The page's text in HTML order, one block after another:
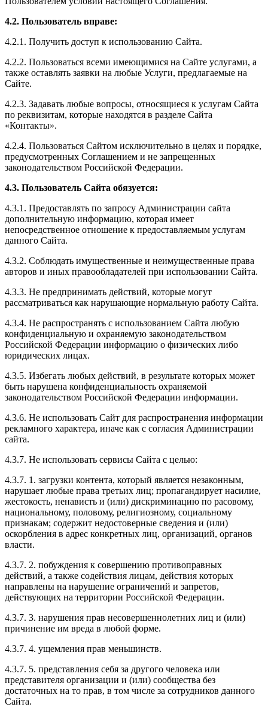
4.2. Пользователь вправе:
4.2.1. Получить доступ к использованию Сайта.
4.2.2. Пользоваться всеми имеющимися на Сайте услугами, а
также оставлять заявки на любые Услуги, предлагаемые на
Сайте.
4.2.3. Задавать любые вопросы, относящиеся к услугам Сайта
по реквизитам, которые находятся в разделе Сайта
«Контакты».
4.2.4. Пользоваться Сайтом исключительно в целях и порядке,
предусмотренных Соглашением и не запрещенных
законодательством Российской Федерации.
4.3. Пользователь Сайта обязуется:
4.3.1. Предоставлять по запросу Администрации сайта
дополнительную информацию, которая имеет
непосредственное отношение к предоставляемым услугам
данного Сайта.
4.3.2. Соблюдать имущественные и неимущественные права
авторов и иных правообладателей при использовании Сайта.
4.3.3. Не предпринимать действий, которые могут
рассматриваться как нарушающие нормальную работу Сайта.
4.3.4. Не распространять с использованием Сайта любую
конфиденциальную и охраняемую законодательством
Российской Федерации информацию о физических либо
юридических лицах.
4.3.5. Избегать любых действий, в результате которых может
быть нарушена конфиденциальность охраняемой
законодательством Российской Федерации информации.
4.3.6. Не использовать Сайт для распространения информации
рекламного характера, иначе как с согласия Администрации
сайта.
4.3.7. Не использовать сервисы Сайта с целью:
4.3.7. 1. загрузки контента, который является незаконным,
нарушает любые права третьих лиц; пропагандирует насилие,
жестокость, ненависть и (или) дискриминацию по расовому,
национальному, половому, религиозному, социальному
признакам; содержит недостоверные сведения и (или)
оскорбления в адрес конкретных лиц, организаций, органов
власти.
4.3.7. 2. побуждения к совершению противоправных
действий, а также содействия лицам, действия которых
направлены на нарушение ограничений и запретов,
действующих на территории Российской Федерации.
4.3.7. 3. нарушения прав несовершеннолетних лиц и (или)
причинение им вреда в любой форме.
4.3.7. 4. ущемления прав меньшинств.
4.3.7. 5. представления себя за другого человека или
представителя организации и (или) сообщества без
достаточных на то прав, в том числе за сотрудников данного
Сайта.